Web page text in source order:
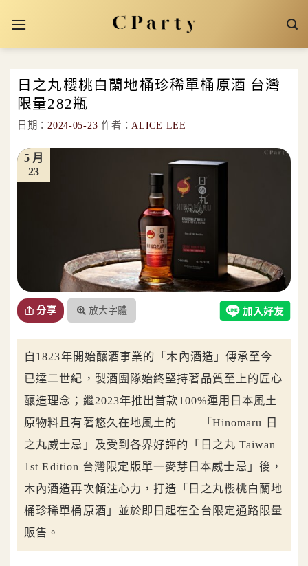
日之丸櫻桃白蘭地桶珍稀單桶原酒 台灣
限量282瓶
日期：2024-05-23 作者：ALICE LEE
23
5 月
分享 放大字體
自1823年開始釀酒事業的「木內酒造」傳承至今
已達二世紀，製酒團隊始終堅持著品質至上的匠心
釀造理念；繼2023年推出首款100%運用日本風土
原物料且有著悠久在地風土的——「Hinomaru 日
之丸威士忌」及受到各界好評的「日之丸 Taiwan
1st Edition 台灣限定版單一麥芽日本威士忌」後，
木內酒造再次傾注心力，打造「日之丸櫻桃白蘭地
桶珍稀單桶原酒」並於即日起在全台限定通路限量
販售。